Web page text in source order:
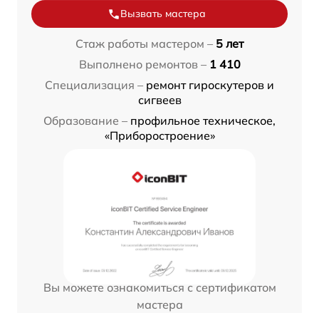
Вызвать мастера
Стаж работы мастером – 5 лет
Выполнено ремонтов – 1 410
Специализация – ремонт гироскутеров и
сигвеев
Образование – профильное техническое,
«Приборостроение»
Вы можете ознакомиться с сертификатом
мастера